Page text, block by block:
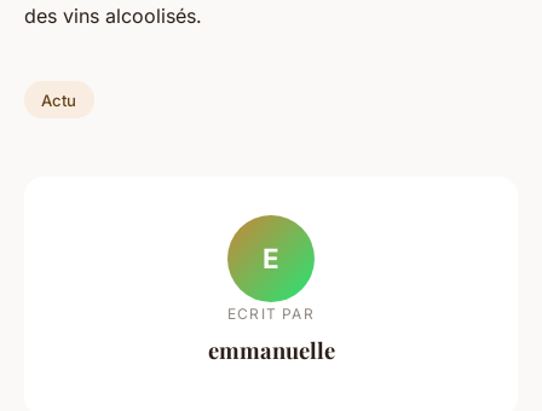
des vins alcoolisés.
Actu
E
ECRIT PAR
emmanuelle